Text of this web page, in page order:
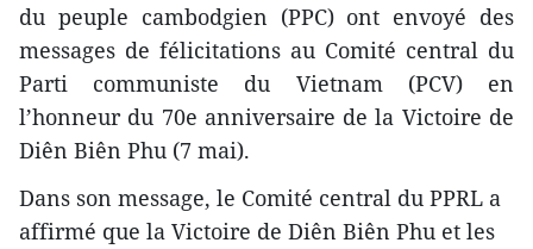
du peuple cambodgien (PPC) ont envoyé des
messages de félicitations au Comité central du
Parti communiste du Vietnam (PCV) en
l’honneur du 70e anniversaire de la Victoire de
Diên Biên Phu (7 mai).
Dans son message, le Comité central du PPRL a
affirmé que la Victoire de Diên Biên Phu et les